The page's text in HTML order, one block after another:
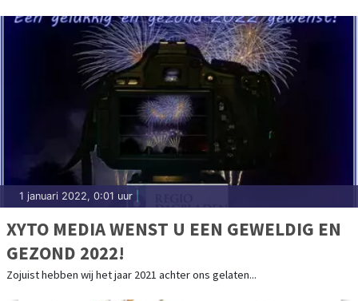
1 januari 2022, 0:01 uur
XYTO MEDIA WENST U EEN GEWELDIG EN
GEZOND 2022!
Zojuist hebben wij het jaar 2021 achter ons gelaten...